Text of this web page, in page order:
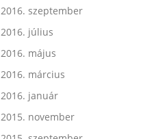
2016. szeptember
2016. július
2016. május
2016. március
2016. január
2015. november